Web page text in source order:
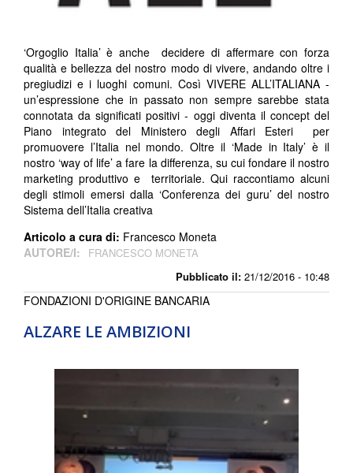
Pubblicato il: 21/12/2016 - 10:48
‘Orgoglio Italia’ è anche decidere di affermare con forza
qualità e bellezza del nostro modo di vivere, andando oltre i
pregiudizi e i luoghi comuni. Così VIVERE ALL’ITALIANA -
un’espressione che in passato non sempre sarebbe stata
connotata da significati positivi - oggi diventa il concept del
Piano integrato del Ministero degli Affari Esteri per
promuovere l’Italia nel mondo. Oltre il ‘Made in Italy’ è il
nostro ‘way of life’ a fare la differenza, su cui fondare il nostro
marketing produttivo e territoriale. Qui raccontiamo alcuni
degli stimoli emersi dalla ‘Conferenza dei guru’ del nostro
Sistema dell’Italia creativa
Articolo a cura di: Francesco Moneta
AUTORE/I:
FRANCESCO MONETA
ALZARE LE AMBIZIONI
FONDAZIONI D'ORIGINE BANCARIA